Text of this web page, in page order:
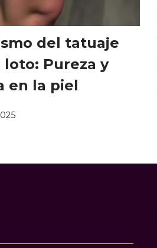
del tatuaje
Pureza y
en la piel